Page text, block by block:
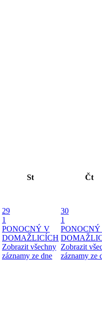
St Čt
29
1
PONOCNÝ V
DOMAŽLICÍCH
Zobrazit všechny
záznamy ze dne
30
1
Zobrazit
záznamy ze